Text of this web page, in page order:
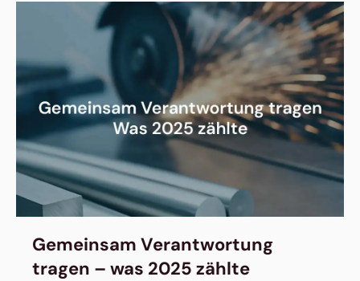
Gemeinsam Verantwortung
tragen – was 2025 zählte